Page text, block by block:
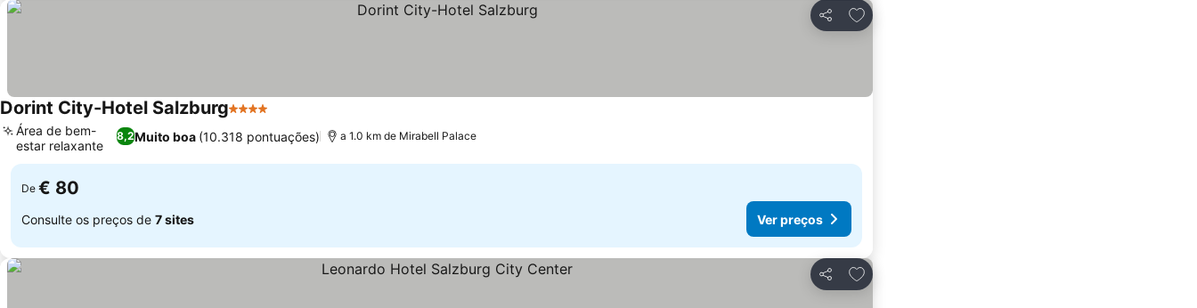
Partilhar
Adicionar aos favoritos
Dorint City-Hotel Salzburg4 Estrelas
8,2Muito boa (10.318 pontuações)
Área de bem-
estar relaxante
a 1.0 km de Mirabell Palace
De € 80
Consulte os preços de 7 sites Ver preços
Partilhar
Adicionar aos favoritos